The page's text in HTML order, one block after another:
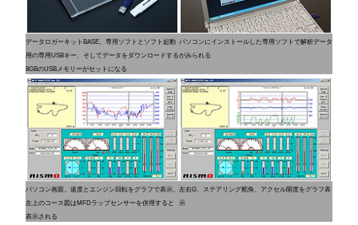
データロガーキットBASE。専用ソフトとソフト起動
用の専用USBキー、そしてデータをダウンロードする
8GBのUSBメモリーがセットになる
パソコンにインストールした専用ソフトで解析データ
がみられる
パソコン画面。速度とエンジン回転をグラフで表示。
左上のコース図はMFDラップセンサーを併用すると
表示される
左右G、ステアリング舵角、アクセル開度をグラフ表
示